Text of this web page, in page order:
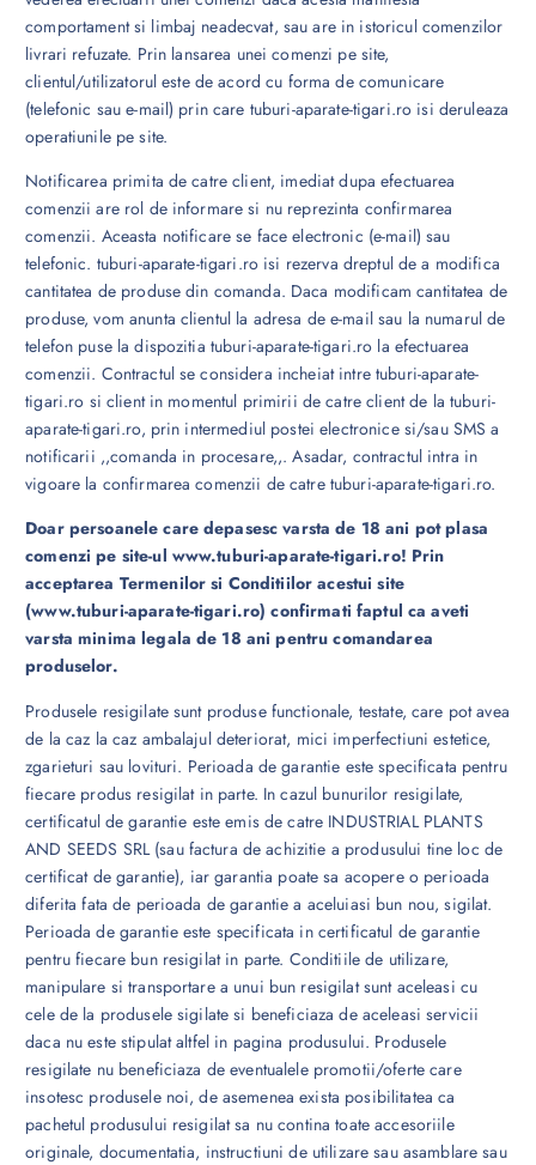
comportament si limbaj neadecvat, sau are in istoricul comenzilor
livrari refuzate. Prin lansarea unei comenzi pe site,
clientul/utilizatorul este de acord cu forma de comunicare
(telefonic sau e-mail) prin care tuburi-aparate-tigari.ro isi deruleaza
operatiunile pe site.
Notificarea primita de catre client, imediat dupa efectuarea
comenzii are rol de informare si nu reprezinta confirmarea
comenzii. Aceasta notificare se face electronic (e-mail) sau
telefonic. tuburi-aparate-tigari.ro isi rezerva dreptul de a modifica
cantitatea de produse din comanda. Daca modificam cantitatea de
produse, vom anunta clientul la adresa de e-mail sau la numarul de
telefon puse la dispozitia tuburi-aparate-tigari.ro la efectuarea
comenzii. Contractul se considera incheiat intre tuburi-aparate-
tigari.ro si client in momentul primirii de catre client de la tuburi-
aparate-tigari.ro, prin intermediul postei electronice si/sau SMS a
notificarii ,,comanda in procesare,,. Asadar, contractul intra in
vigoare la confirmarea comenzii de catre tuburi-aparate-tigari.ro.
Doar persoanele care depasesc varsta de 18 ani pot plasa
comenzi pe site-ul www.tuburi-aparate-tigari.ro! Prin
acceptarea Termenilor si Conditiilor acestui site
(www.tuburi-aparate-tigari.ro) confirmati faptul ca aveti
varsta minima legala de 18 ani pentru comandarea
produselor.
Produsele resigilate sunt produse functionale, testate, care pot avea
de la caz la caz ambalajul deteriorat, mici imperfectiuni estetice,
zgarieturi sau lovituri. Perioada de garantie este specificata pentru
fiecare produs resigilat in parte. In cazul bunurilor resigilate,
certificatul de garantie este emis de catre INDUSTRIAL PLANTS
AND SEEDS SRL (sau factura de achizitie a produsului tine loc de
certificat de garantie), iar garantia poate sa acopere o perioada
diferita fata de perioada de garantie a aceluiasi bun nou, sigilat.
Perioada de garantie este specificata in certificatul de garantie
pentru fiecare bun resigilat in parte. Conditiile de utilizare,
manipulare si transportare a unui bun resigilat sunt aceleasi cu
cele de la produsele sigilate si beneficiaza de aceleasi servicii
daca nu este stipulat altfel in pagina produsului. Produsele
resigilate nu beneficiaza de eventualele promotii/oferte care
insotesc produsele noi, de asemenea exista posibilitatea ca
pachetul produsului resigilat sa nu contina toate accesoriile
originale, documentatia, instructiuni de utilizare sau asamblare sau